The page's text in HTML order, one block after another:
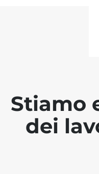
Stiamo
dei